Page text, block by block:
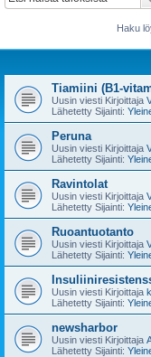
Haku
Tiamiini (B1-
Uusin viesti Kirjoittaja
Lähetetty Sijainti:
Peruna
Uusin viesti Kirjoittaja
Lähetetty Sijainti:
Ravintolat
Uusin viesti Kirjoittaja
Lähetetty Sijainti:
Ruoantuotanto
Uusin viesti Kirjoittaja
Lähetetty Sijainti:
Uusin viesti Kirjoittaja
Lähetetty Sijainti:
newsharbor
Uusin viesti Kirjoittaja
Lähetetty Sijainti: